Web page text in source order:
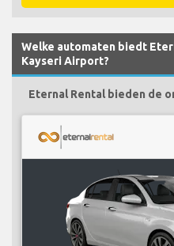
Welke automaten biedt
Kayseri Airport?
Eternal Rental bieden de